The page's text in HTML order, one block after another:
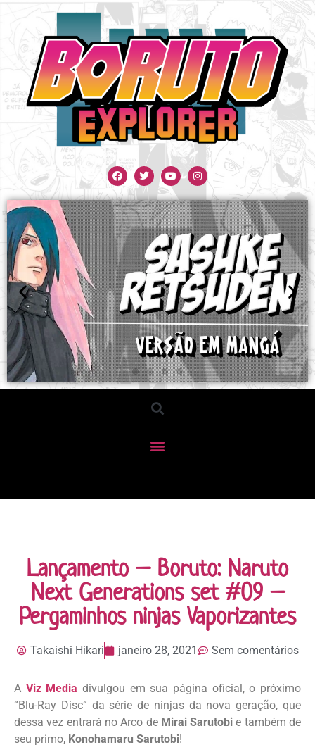
Lançamento – Boruto: Naruto
Next Generations set #09 –
Pergaminhos ninjas Vaporizantes
Takaishi Hikari janeiro 28, 2021 Sem comentários
A Viz Media divulgou em sua página oficial, o próximo
“Blu-Ray Disc” da série de ninjas da nova geração, que
dessa vez entrará no Arco de Mirai Sarutobi e também de
seu primo, Konohamaru Sarutobi!